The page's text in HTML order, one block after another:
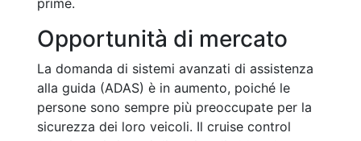
prime.
Opportunità di mercato
La domanda di sistemi avanzati di assistenza
alla guida (ADAS) è in aumento, poiché le
persone sono sempre più preoccupate per la
sicurezza dei loro veicoli. Il cruise control